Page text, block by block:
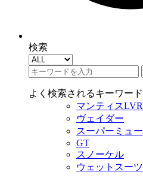
検索
よく検索されるキーワード
マンティスLVR
ヴェイダー
スーパーミュー
GT
スノーケル
ウェットスーツ